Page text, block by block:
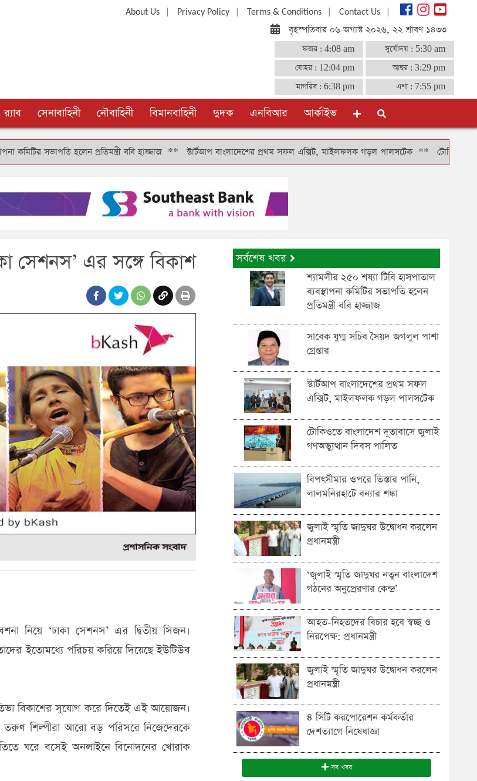
About Us| Privacy Policy| Terms & Conditions| Contact Us|
বৃহস্পতিবার ০৬ অগাস্ট ২০২৬, ২২ শ্রাবণ ১৪৩৩
ফজর : 4:08 am সূর্যোদয় : 5:30 am
যোহর : 12:04 pm আছর : 3:29 pm
মাগরিব : 6:38 pm এশা : 7:55 pm
র‍্যাব সেনাবাহিনী নৌবাহিনী বিমানবাহিনী দুদক এনবিআর আর্কাইভ
হলেন প্রতিমন্ত্রী ববি হাজ্জাজ**স্টার্টআপ বাংলাদেশের প্রথম সফল এক্সিট, মাইলফলক গড়ল পালসটেক**টোকিওতে বাংলাদেশ
সেশনস’ এর সঙ্গে বিকাশ
নিয়ে ‘ঢাকা সেশনস’ এর দ্বিতীয় সিজন।
ইতোমধ্যে পরিচয় করিয়ে দিয়েছে ইউটিউব
বিকাশের সুযোগ করে দিতেই এই আয়োজন।
শিল্পীরা আরো বড় পরিসরে নিজেদেরকে
ঘরে বসেই অনলাইনে বিনোদনের খোরাক
সর্বশেষ খবর
শ্যামলীর ২৫০ শয্যা টিবি হাসপাতাল
ব্যবস্থাপনা কমিটির সভাপতি হলেন
প্রতিমন্ত্রী ববি হাজ্জাজ
সাবেক যুগ্ম সচিব সৈয়দ জগলুল পাশা
গ্রেপ্তার
স্টার্টআপ বাংলাদেশের প্রথম সফল
এক্সিট, মাইলফলক গড়ল পালসটেক
টোকিওতে বাংলাদেশ দূতাবাসে জুলাই
গণঅভ্যুত্থান দিবস পালিত
বিপৎসীমার ওপরে তিস্তার পানি,
লালমনিরহাটে বন্যার শঙ্কা
জুলাই স্মৃতি জাদুঘর উদ্বোধন করলেন
প্রধানমন্ত্রী
‘জুলাই স্মৃতি জাদুঘর নতুন বাংলাদেশ
গঠনের অনুপ্রেরণার কেন্দ্র’
আহত-নিহতদের বিচার হবে স্বচ্ছ ও
নিরপেক্ষ: প্রধানমন্ত্রী
জুলাই স্মৃতি জাদুঘর উদ্বোধন করলেন
প্রধানমন্ত্রী
৪ সিটি করপোরেশন কর্মকর্তার
দেশত্যাগে নিষেধাজ্ঞা
সব খবর